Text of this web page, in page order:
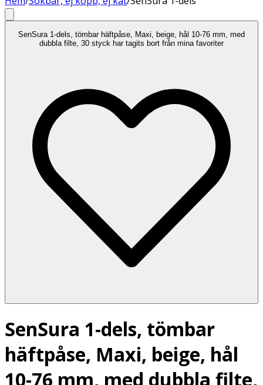
SenSura 1-dels, tömbar häftpåse, Maxi, beige, hål 10-76 mm, med
dubbla filte, 30 styck har tagits bort från mina favoriter
SenSura 1-dels, tömbar
häftpåse, Maxi, beige, hål
10-76 mm, med dubbla filte,